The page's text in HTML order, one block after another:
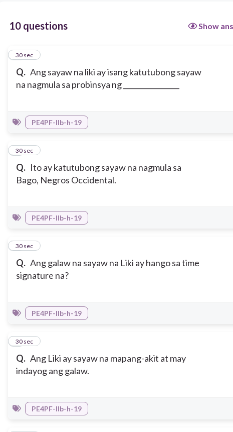
10 questions Show
Q. Ang sayaw na liki ay isang katutubong sayaw
na nagmula sa probinsya ng ________________
1
30 sec
PE4PF-IIb-h-19
Q. Ito ay katutubong sayaw na nagmula sa
Bago, Negros Occidental.
2
30 sec
PE4PF-IIb-h-19
Q. Ang galaw na sayaw na Liki ay hango sa time
signature na?
3
30 sec
PE4PF-IIb-h-19
Q. Ang Liki ay sayaw na mapang-akit at may
indayog ang galaw.
4
30 sec
PE4PF-IIb-h-19